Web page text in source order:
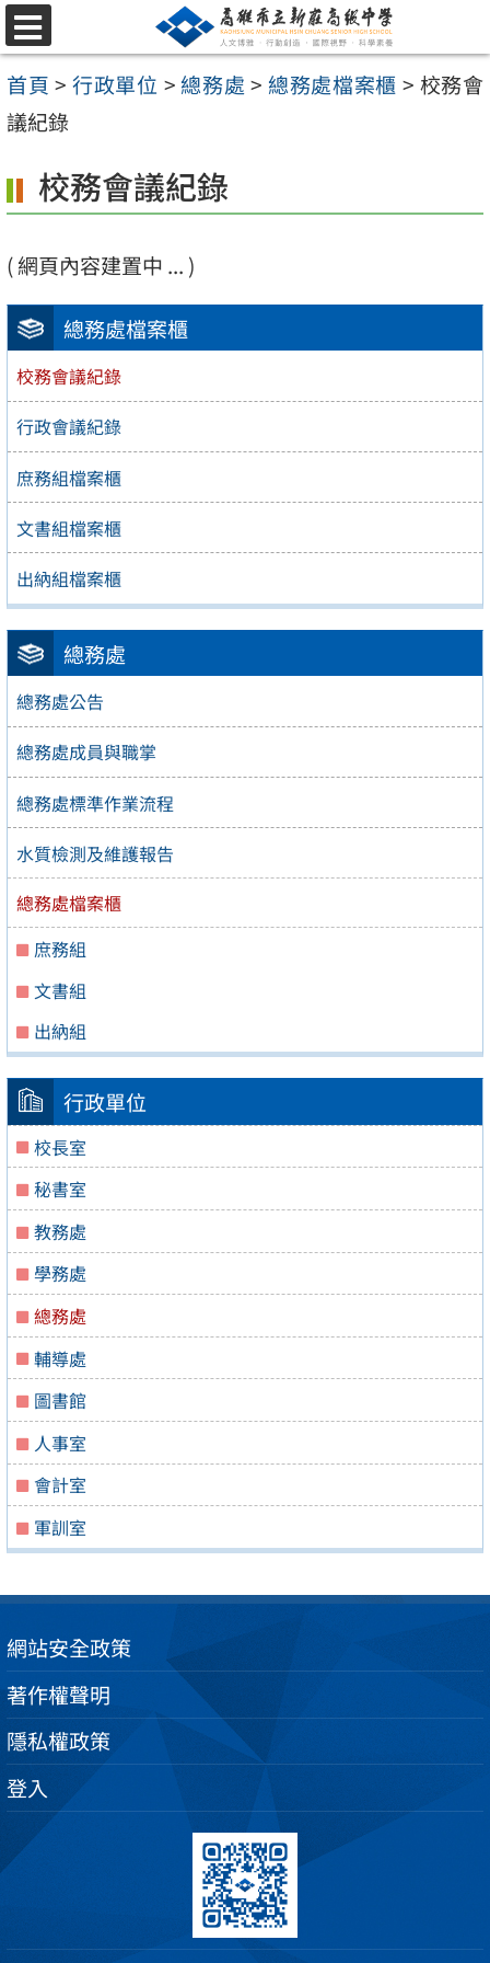
跳
至
主
要
容
選
單
首頁 > 行政單位 > 總務處 > 總務處檔案櫃 > 校務會
議紀錄
總務處檔案櫃
校務會議紀錄
行政會議紀錄
庶務組檔案櫃
文書組檔案櫃
出納組檔案櫃
總務處
總務處公告
總務處成員與職掌
總務處標準作業流程
水質檢測及維護報告
總務處檔案櫃
庶務組
文書組
出納組
行政單位
校長室
秘書室
教務處
學務處
總務處
輔導處
圖書館
人事室
會計室
軍訓室
校務會議紀錄
( 網頁內容建置中 ... )
網站安全政策
著作權聲明
隱私權政策
登入